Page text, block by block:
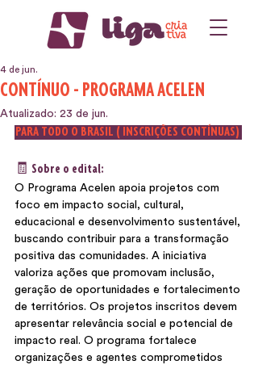
CONTÍNUO - PROGRAMA ACELEN
4 de jun.
Atualizado: 23 de jun.
PARA TODO O BRASIL ( INSCRIÇÕES CONTÍNUAS)
🧾 Sobre o edital:
O Programa Acelen apoia projetos com
foco em impacto social, cultural,
educacional e desenvolvimento sustentável,
buscando contribuir para a transformação
positiva das comunidades. A iniciativa
valoriza ações que promovam inclusão,
geração de oportunidades e fortalecimento
de territórios. Os projetos inscritos devem
apresentar relevância social e potencial de
impacto real. O programa fortalece
organizações e agentes comprometidos